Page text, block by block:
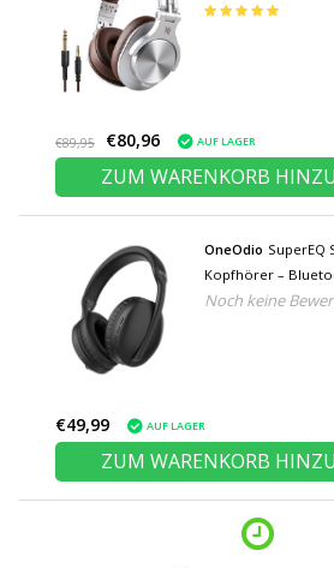
Anschluss -
€89,95 €80,96 AUF LAGER
ZUM WARENKORB
OneOdio SuperEQ
Kopfhörer –
Anschluss /
Noch keine
€49,99 AUF LAGER
ZUM WARENKORB